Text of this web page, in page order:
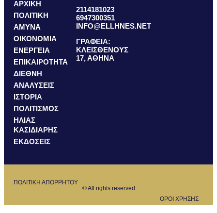
ΑΡΧΙΚΗ
ΠΟΛΙΤΙΚΗ
ΑΜΥΝΑ
ΟΙΚΟΝΟΜΙΑ
ΕΝΕΡΓΕΙΑ
ΕΠΙΚΑΙΡΟΤΗΤΑ
ΔΙΕΘΝΗ
ΑΝΑΛΥΣΕΙΣ
ΙΣΤΟΡΙΑ
ΠΟΛΙΤΙΣΜΟΣ
ΗΛΙΑΣ
ΚΑΣΙΔΙΑΡΗΣ
ΕΚΔΟΣΕΙΣ
2114181023
6947300351
INFO@ELLHNES.NET
ΓΡΑΦΕΙΑ:
ΚΛΕΙΣΘΕΝΟΥΣ
17, ΑΘΗΝΑ
ΠΟΛΙΤΙΚΗ ΑΠΟΡΡΗΤΟΥ
© All rights reserved
ΟΡΟΙ ΧΡΗΣΗΣ